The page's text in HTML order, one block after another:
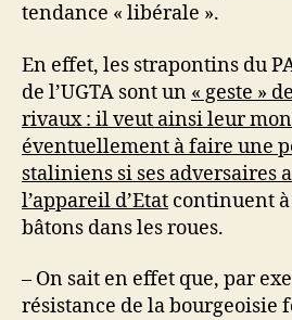
tendance « libérale ».
En effet, les strapontins du
de l’UGTA sont un « geste »
rivaux : il veut ainsi leur
éventuellement à faire une
staliniens si ses adversaires
l’appareil d’Etat continuent
bâtons dans les roues.
– On sait en effet que, par
résistance de la bourgeoisie